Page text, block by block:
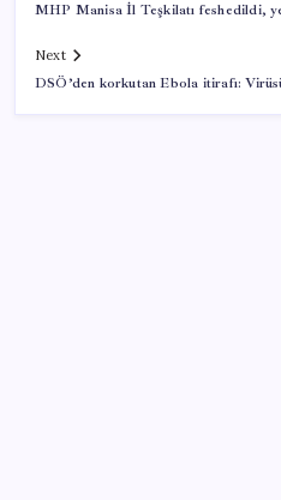
MHP Manisa İl Teşkilatı feshedildi,
Next
DSÖ’den korkutan Ebola itirafı: